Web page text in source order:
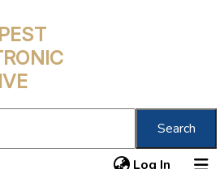
Search
Log In (current)